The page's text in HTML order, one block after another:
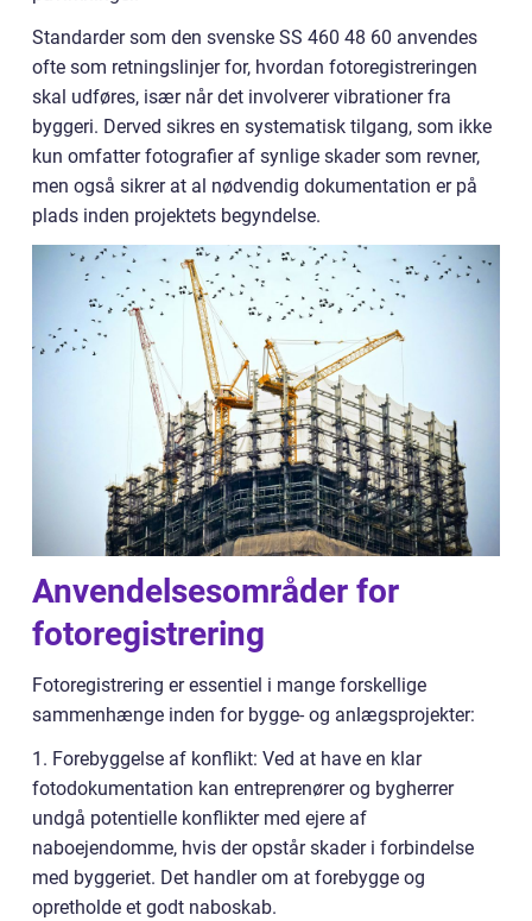
Standarder som den svenske SS 460 48 60 anvendes
ofte som retningslinjer for, hvordan fotoregistreringen
skal udføres, især når det involverer vibrationer fra
byggeri. Derved sikres en systematisk tilgang, som ikke
kun omfatter fotografier af synlige skader som revner,
men også sikrer at al nødvendig dokumentation er på
plads inden projektets begyndelse.
Anvendelsesområder for
fotoregistrering
Fotoregistrering er essentiel i mange forskellige
sammenhænge inden for bygge- og anlægsprojekter:
1. Forebyggelse af konflikt: Ved at have en klar
fotodokumentation kan entreprenører og bygherrer
undgå potentielle konflikter med ejere af
naboejendomme, hvis der opstår skader i forbindelse
med byggeriet. Det handler om at forebygge og
opretholde et godt naboskab.